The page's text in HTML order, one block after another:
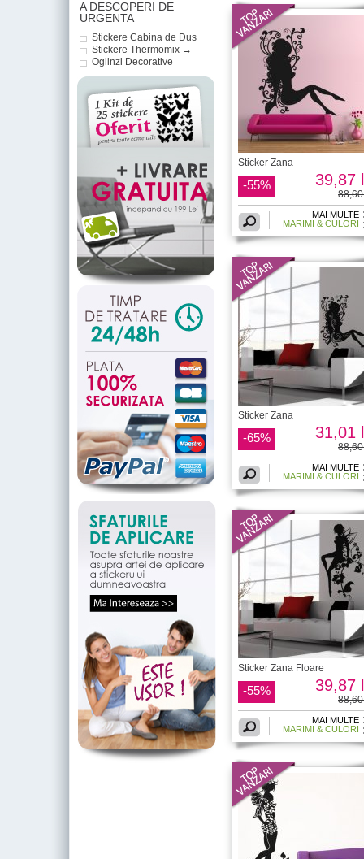
A DESCOPERI DE
URGENTA
Stickere Cabina de Dus
Stickere Thermomix →
Oglinzi Decorative
Sticker Zana
-55% 39,87
MAI MULTE
MARIMI & CULORI
Sticker Zana
-65% 31,01
MAI MULTE
MARIMI & CULORI
Sticker Zana Floare
-55% 39,87
MAI MULTE
MARIMI & CULORI